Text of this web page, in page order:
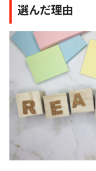
選んだ理由